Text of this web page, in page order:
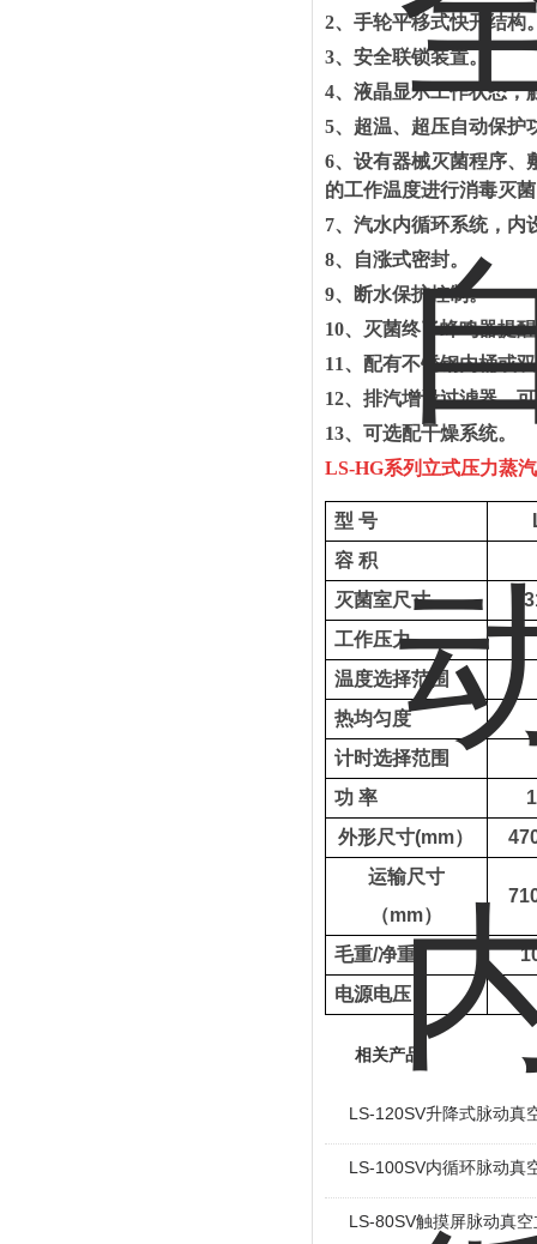
2、手轮平移式快开结构
3、安全联锁装置。
4、液晶显示工作状态，
5、超温、超压自动保护
6、设有器械灭菌程序、
的工作温度进行消毒灭
7、 汽水内循环系统，内
8、自涨式密封。
9、断水保护控制。
10、灭菌终了蜂鸣器提
11、 配有不锈钢内桶或
12、排汽增设过滤器，
13、可选配干燥系统。
LS-HG系列立式压力蒸
型 号
容 积
灭菌室尺寸
φ
工作压力
温度选择范围
热均匀度
计时选择范围
功 率
外形尺寸(mm）
运输尺寸
（mm）
毛重/净重
电源电压
相关产品
LS-120SV升降式脉动真
LS-100SV内循环脉动真
LS-80SV触摸屏脉动真